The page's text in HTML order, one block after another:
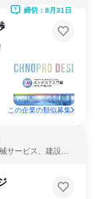
締切：8月31日
この企業の類似募集
サービス、建設・